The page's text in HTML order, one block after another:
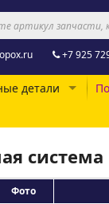
+7 925
детали
система
Фото